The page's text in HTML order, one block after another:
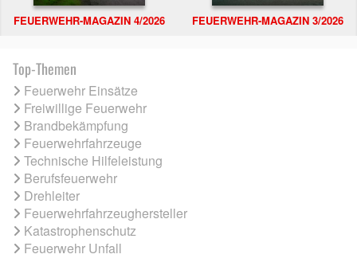
FEUERWEHR-MAGAZIN 4/2026 FEUERWEHR-MAGAZIN 3/2026
Top-Themen
Feuerwehr Einsätze
Freiwillige Feuerwehr
Brandbekämpfung
Feuerwehrfahrzeuge
Technische Hilfeleistung
Berufsfeuerwehr
Drehleiter
Feuerwehrfahrzeughersteller
Katastrophenschutz
Feuerwehr Unfall